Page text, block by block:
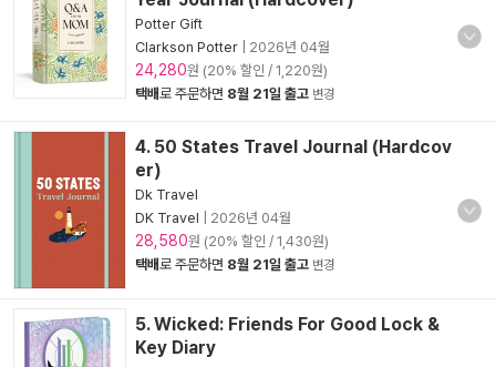
Potter Gift
Clarkson Potter
2026년 04월
24,280원 (20% 할인 / 1,220원)
택배로 주문하면 8월 21일 출고 변경
4. 50 States Travel Journal (Hardcov
er)
Dk Travel
DK Travel
2026년 04월
28,580원 (20% 할인 / 1,430원)
택배로 주문하면 8월 21일 출고 변경
5. Wicked: Friends For Good Lock &
Key Diary